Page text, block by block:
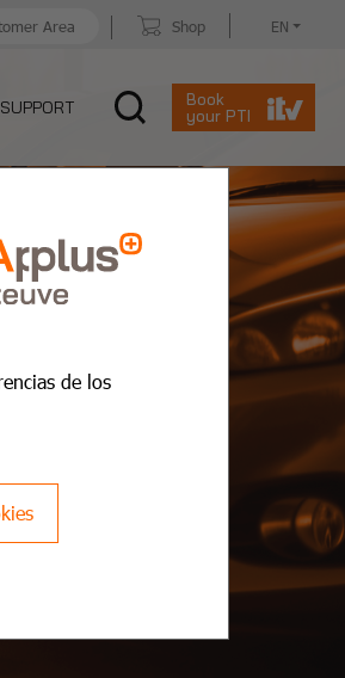
Area Shop EN
SUPPORT
Book
your PTI
de los